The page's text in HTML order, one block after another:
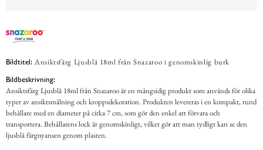
Bildtitel: Ansiktsfärg Ljusblå 18ml från Snazaroo i genomskinlig burk
Bildbeskrivning:
Ansiktsfärg Ljusblå 18ml från Snazaroo är en mångsidig produkt som används för olika
typer av ansiktsmålning och kroppsdekoration. Produkten levereras i en kompakt, rund
behållare med en diameter på cirka 7 cm, som gör den enkel att förvara och
transportera. Behållarens lock är genomskinligt, vilket gör att man tydligt kan se den
ljusblå färgnyansen genom plasten.